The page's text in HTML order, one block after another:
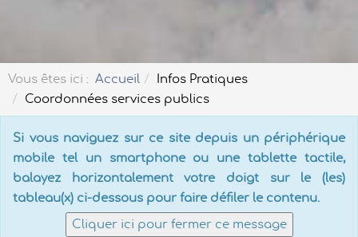
Vous êtes ici : Accueil
Infos Pratiques
Coordonnées services publics
Si vous naviguez sur ce site depuis un périphérique
mobile tel un smartphone ou une tablette tactile,
balayez horizontalement votre doigt sur le (les)
tableau(x) ci-dessous pour faire défiler le contenu.
Cliquer ici pour fermer ce message